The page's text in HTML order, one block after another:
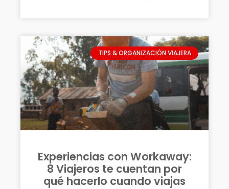
TIPS & ORGANIZACIÓN VIAJERA
Experiencias con Workaway:
8 Viajeros te cuentan por
qué hacerlo cuando viajas